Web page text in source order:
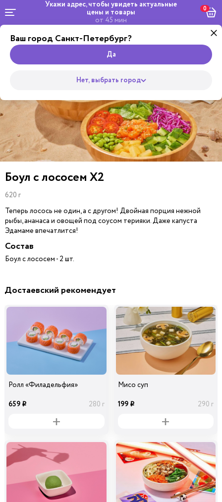
Укажи адрес, чтобы увидеть актуальные
цены и товары
от 45 мин
Ваш город Санкт-Петербург?
Да
Нет, выбрать город
0
Dosta
кейтеринг
Комбо и
Боул с лососем Х2
620 г
Теперь лосось не один, а с другом! Двойная порция нежной
рыбы, ананаса и овощей под соусом терияки. Даже капуста
Эдамаме впечатлится!
Состав
Боул с лососем - 2 шт.
Достаевский рекомендует
Ролл «Филадельфия»
659 i 280 г
Мисо суп
199 i 290 г